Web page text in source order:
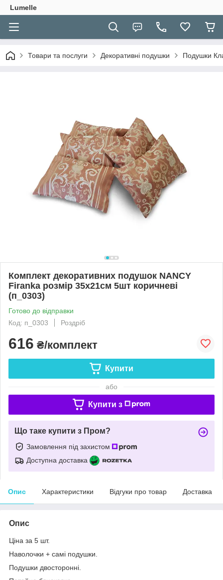
Lumelle
Товари та послуги Декоративні подушки Подушки
Комплект декоративних подушок NANCY
Firanka розмір 35х21см 5шт коричневі
(п_0303)
Готово до відправки
Код: п_0303
Роздріб
616 ₴/комплект
Купити
або
Купити з
Що таке купити з Пром?
Замовлення під захистом
Доступна доставка
Опис Характеристики Відгуки про товар Доставка
Опис
Ціна за 5 шт.
Наволочки + самі подушки.
Подушки двосторонні.